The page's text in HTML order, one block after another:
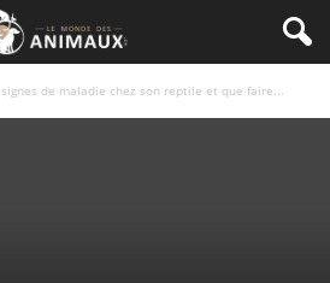
de maladie chez son reptile et que faire...